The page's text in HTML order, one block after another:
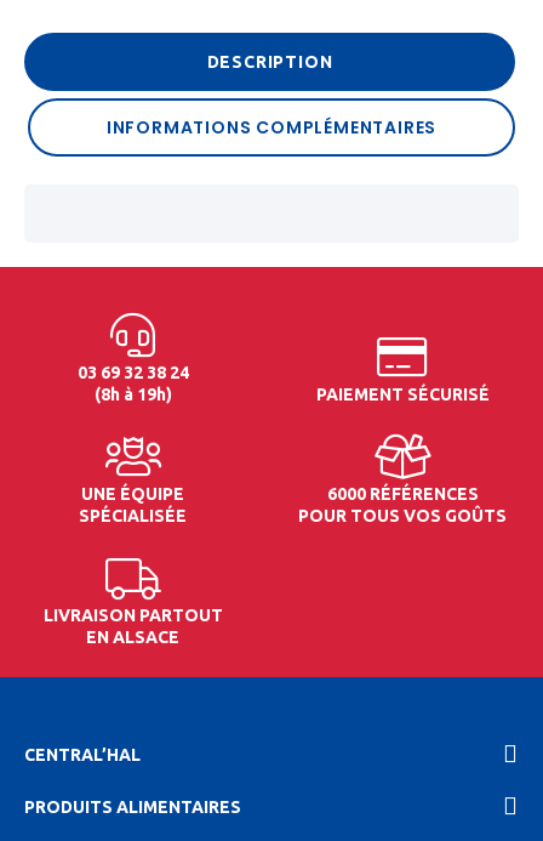
DESCRIPTION
INFORMATIONS COMPLÉMENTAIRES
03 69 32 38 24
(8h à 19h)
PAIEMENT SÉCURISÉ
UNE ÉQUIPE
SPÉCIALISÉE
6000 RÉFÉRENCES
POUR TOUS VOS GOÛTS
LIVRAISON PARTOUT
EN ALSACE
CENTRAL’HAL
PRODUITS ALIMENTAIRES